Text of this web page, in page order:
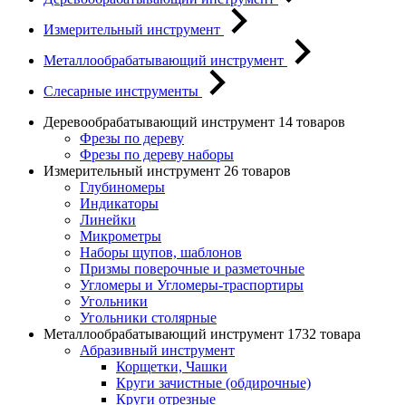
Измерительный инструмент
Металлообрабатывающий инструмент
Слесарные инструменты
Деревообрабатывающий инструмент 14 товаров
Фрезы по дереву
Фрезы по дереву наборы
Измерительный инструмент 26 товаров
Глубиномеры
Индикаторы
Линейки
Микрометры
Наборы щупов, шаблонов
Призмы поверочные и разметочные
Угломеры и Угломеры-траспортиры
Угольники
Угольники столярные
Металлообрабатывающий инструмент 1732 товара
Абразивный инструмент
Корщетки, Чашки
Круги зачистные (обдирочные)
Круги отрезные